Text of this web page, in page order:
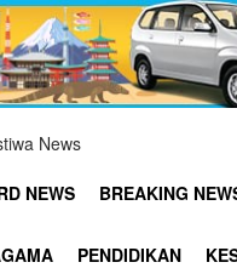
NEWS BREAKING
PENDIDIKAN